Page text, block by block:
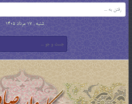
شنبه , 17 مرداد 1405